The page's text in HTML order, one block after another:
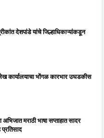
देशपांडे यांचे जिल्हाधिकाऱ्यांकडून
कार्यालयाचा भोंगळ कारभार उघडकीस
अभिजात मराठी भाषा सप्ताहात सादर